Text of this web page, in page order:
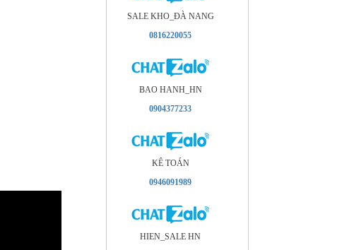
SALE KHO_ÐÀ NANG
0816220055
BAO HANH_HN
0904377233
KÊ TOÁN
0946091989
HIEN_SALE HN